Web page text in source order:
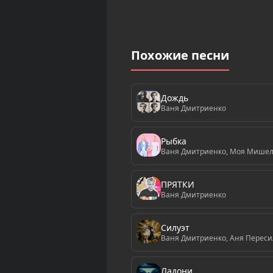
Похожие песни
Дождь
Ваня Дмитриенко
Рыбка
Ваня Дмитриенко, Моя
ПРЯТКИ
Ваня Дмитриенко
Силуэт
Ваня Дмитриенко, Аня